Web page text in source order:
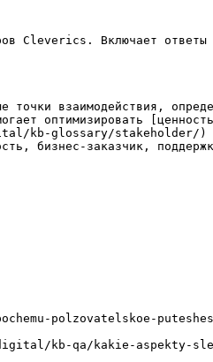
Cleverics. Включает
взаимодействия,
оптимизировать
kb-glossary/stakeholder/) и
бизнес-заказчик,
polzovatelskoe-
digital/kb-qa/kakie-aspekty-